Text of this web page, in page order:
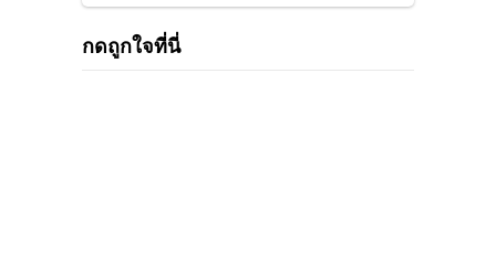
กดถูกใจที่นี่